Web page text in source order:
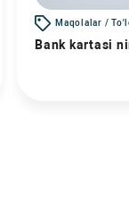
Maqolalar /
Bank kartasi